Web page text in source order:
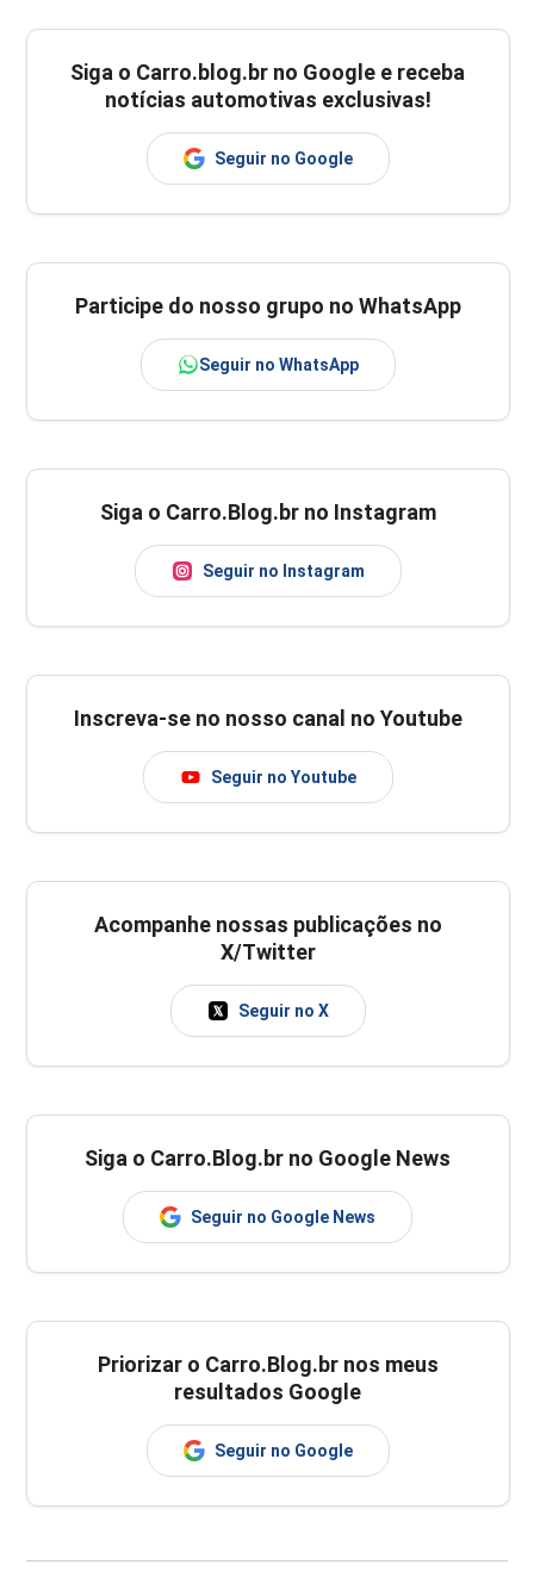
Siga o Carro.blog.br no Google e receba
notícias automotivas exclusivas!
Seguir no Google
Participe do nosso grupo no WhatsApp
Seguir no WhatsApp
Siga o Carro.Blog.br no Instagram
Seguir no Instagram
Inscreva-se no nosso canal no Youtube
Seguir no Youtube
Acompanhe nossas publicações no
X/Twitter
Seguir no X
Siga o Carro.Blog.br no Google News
Seguir no Google News
Priorizar o Carro.Blog.br nos meus
resultados Google
Seguir no Google